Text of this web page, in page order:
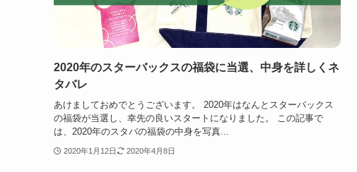
2020年のスターバックスの福袋に当選、中身を詳しくネ
タバレ
あけましておめでとうございます。 2020年はなんとスターバックス
の福袋が当選し、幸先の良いスタートになりました。 この記事で
は、2020年のスタバの福袋の中身を写真...
2020年1月12日 2020年4月8日